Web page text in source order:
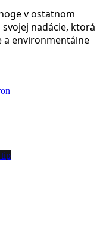
v ostatnom
nadácie, ktorá
a environmentálne
tip